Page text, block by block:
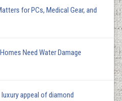
for PCs, Medical Gear, and
Need Water Damage
appeal of diamond